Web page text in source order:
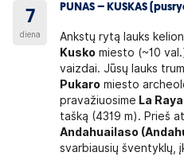
7
diena
PUNAS – KUSKAS
Ankstų rytą lauks
Kusko miesto (~10
vaizdai. Jūsų lauks
Pukaro miesto
pravažiuosime La Raya
tašką (4319 m). Prieš
Andahuailaso
svarbiausių šventyklų,